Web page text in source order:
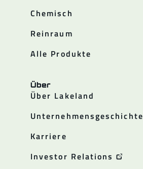
Chemisch
Reinraum
Alle Produkte
Über
Über Lakeland
Unternehmensgeschichte
Karriere
Investor Relations